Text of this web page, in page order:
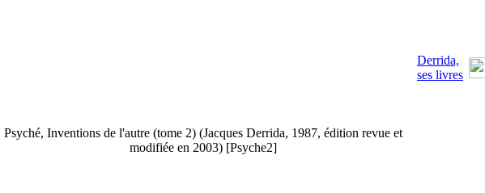
Derrida,
ses livres
Psyché, Inventions de l'autre (tome 2) (Jacques Derrida, 1987, édition revue et
modifiée en 2003) [Psyche2]